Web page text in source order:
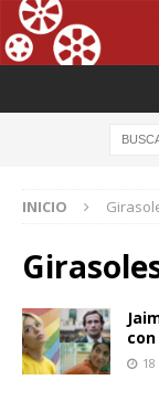
INICIO